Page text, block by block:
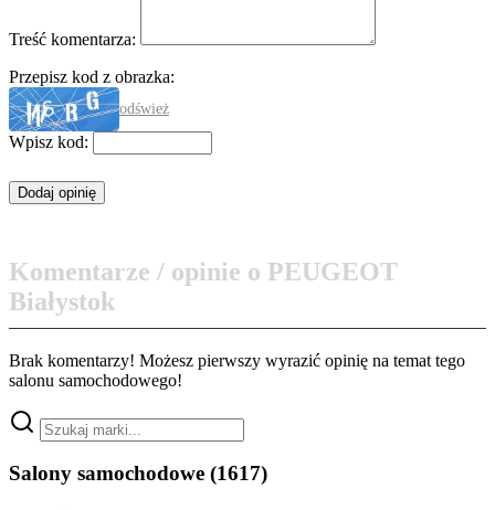
Treść komentarza:
Przepisz kod z obrazka:
odśwież
Wpisz kod:
Komentarze / opinie o PEUGEOT
Białystok
Brak komentarzy! Możesz pierwszy wyrazić opinię na temat tego
salonu samochodowego!
Salony samochodowe (1617)